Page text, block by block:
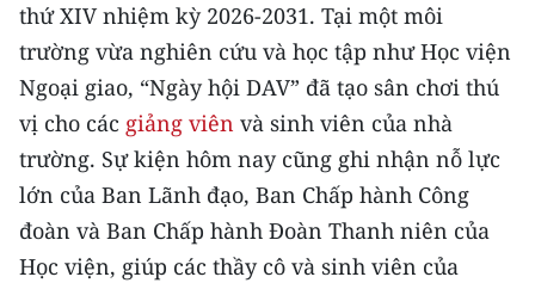
Media Xã hội
Media Pháp luật
Media Du lịch
Media Thế giới
Media Thể thao
thứ XIV nhiệm kỳ 2026-2031. Tại một môi
trường vừa nghiên cứu và học tập như Học viện
Ngoại giao, “Ngày hội DAV” đã tạo sân chơi thú
vị cho các giảng viên và sinh viên của nhà
trường. Sự kiện hôm nay cũng ghi nhận nỗ lực
lớn của Ban Lãnh đạo, Ban Chấp hành Công
đoàn và Ban Chấp hành Đoàn Thanh niên của
Học viện, giúp các thầy cô và sinh viên của